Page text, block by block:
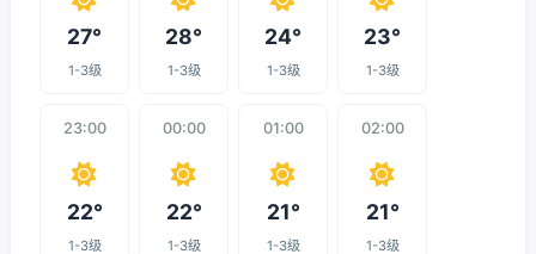
27°
1-3级
28°
1-3级
24°
1-3级
23°
1-3级
23:00
22°
1-3级
00:00
22°
1-3级
01:00
21°
1-3级
02:00
21°
1-3级